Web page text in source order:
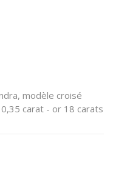
modèle croisé
carat - or 18 carats